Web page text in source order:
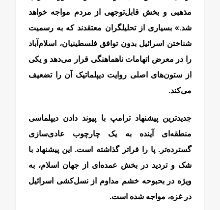
مذهبی و بخش‌ قابل‌توجهی از مردم مواجه خواهد
شد.» بسیاری از تحلیلگران معتقدند که به رسمیت
شناختن اسرائیل بدون توافق فلسطینیان، اسلام‌آباد
را در معرض اتهامات ناهماهنگی قرار می‌دهد و یکی
از ستون‌های اصلی روایت دیپلماتیک آن را تضعیف
می‌کند.
جدیدترین پیشنهاد ترامپ با پیوند دادن دیپلماسی
منطقه‌ای آینده به یک چارچوب عادی‌سازی
گسترده‌تر. پا را فراتر گذاشته است. این پیشنهاد با
شک و تردید در بخش عمده‌ای از جهان اسلام، به
ویژه در بحبوحه خشم مداوم از نسل‌کشی اسرائیل
در غزه، مواجه شده است.